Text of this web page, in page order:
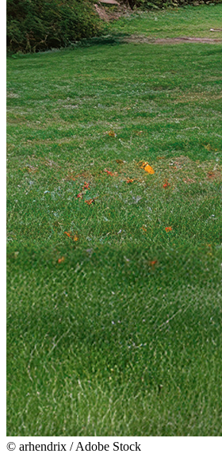
© arhendrix / Adobe Stock